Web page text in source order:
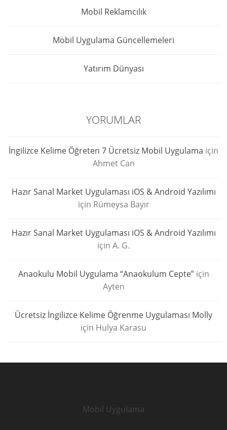
Mobil Reklamcılık
Mobil Uygulama Güncellemeleri
Yatırım Dünyası
YORUMLAR
İngilizce Kelime Öğreten 7 Ücretsiz Mobil Uygulama için
Ahmet Can
Hazır Sanal Market Uygulaması iOS & Android Yazılımı
için Rümeysa Bayır
Hazır Sanal Market Uygulaması iOS & Android Yazılımı
için A. G.
Anaokulu Mobil Uygulama “Anaokulum Cepte”için
Ayten
Ücretsiz İngilizce Kelime Öğrenme Uygulaması Molly
için Hulya Karasu
Mobil Uygulama